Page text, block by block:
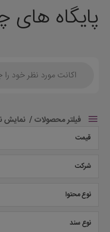
پایگاه های
search
فیلتر محصولات نمایش
قیمت
شرکت
نوع محتوا
نوع سند